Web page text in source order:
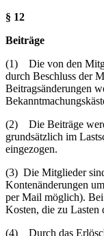
§ 12
Beiträge
(1) Die von den
durch Beschluss der
Beitragsänderungen
(2) Die Beiträge
grundsätzlich im
eingezogen.
(3) Die Mitglieder
Kontenänderungen
per Mail möglich).
Kosten, die zu Lasten
(4) Durch das